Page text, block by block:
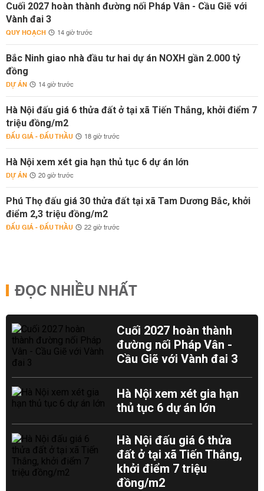
Cuối 2027 hoàn thành đường nối Pháp Vân - Cầu Giẽ với
Vành đai 3
QUY HOẠCH 14 giờ trước
Bắc Ninh giao nhà đầu tư hai dự án NOXH gần 2.000 tỷ
đồng
DỰ ÁN 14 giờ trước
Hà Nội đấu giá 6 thửa đất ở tại xã Tiến Thắng, khởi điểm 7
triệu đồng/m2
ĐẤU GIÁ - ĐẤU THẦU 18 giờ trước
Hà Nội xem xét gia hạn thủ tục 6 dự án lớn
DỰ ÁN 20 giờ trước
Phú Thọ đấu giá 30 thửa đất tại xã Tam Dương Bắc, khởi
điểm 2,3 triệu đồng/m2
ĐẤU GIÁ - ĐẤU THẦU 22 giờ trước
ĐỌC NHIỀU NHẤT
Cuối 2027 hoàn thành
đường nối Pháp Vân -
Cầu Giẽ với Vành đai 3
Hà Nội xem xét gia hạn
thủ tục 6 dự án lớn
Hà Nội đấu giá 6 thửa
đất ở tại xã Tiến Thắng,
khởi điểm 7 triệu
đồng/m2